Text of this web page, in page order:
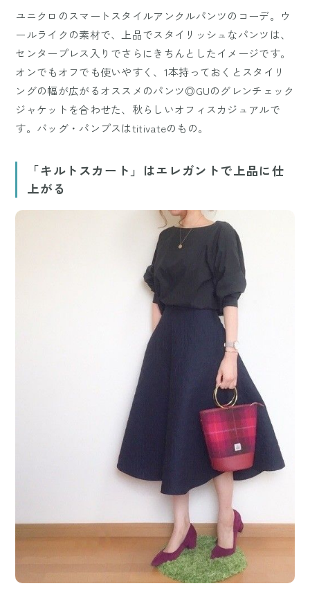
ユニクロのスマートスタイルアンクルパンツのコーデ。ウ
ールライクの素材で、上品でスタイリッシュなパンツは、
センタープレス入りでさらにきちんとしたイメージです。
オンでもオフでも使いやすく、1本持っておくとスタイリ
ングの幅が広がるオススメのパンツ◎GUのグレンチェック
ジャケットを合わせた、秋らしいオフィスカジュアルで
す。バッグ・パンプスはtitivateのもの。
「キルトスカート」はエレガントで上品に仕
上がる